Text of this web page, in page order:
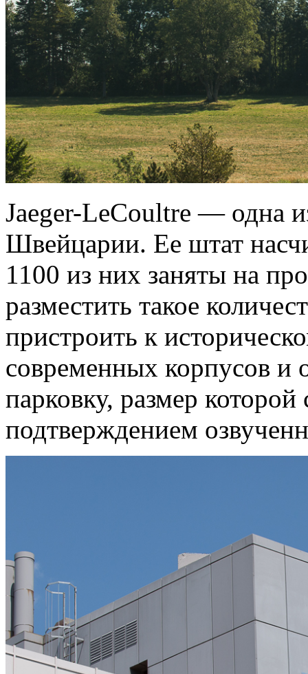
Jaeger-LeCoultre — одна
Швейцарии. Ее штат
1100 из них заняты на
разместить такое
пристроить к
современных корпусов и
парковку, размер
подтверждением